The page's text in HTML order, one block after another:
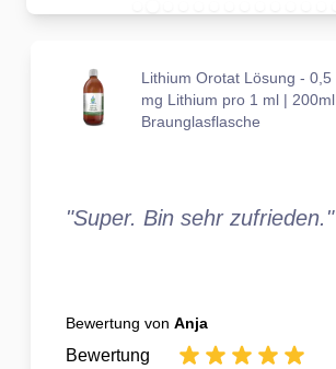
Lithium Orotat Lösung - 0,5
mg Lithium pro 1 ml | 200ml
Braunglasflasche
"Super. Bin sehr zufrieden."
Bewertung von Anja
Bewertung